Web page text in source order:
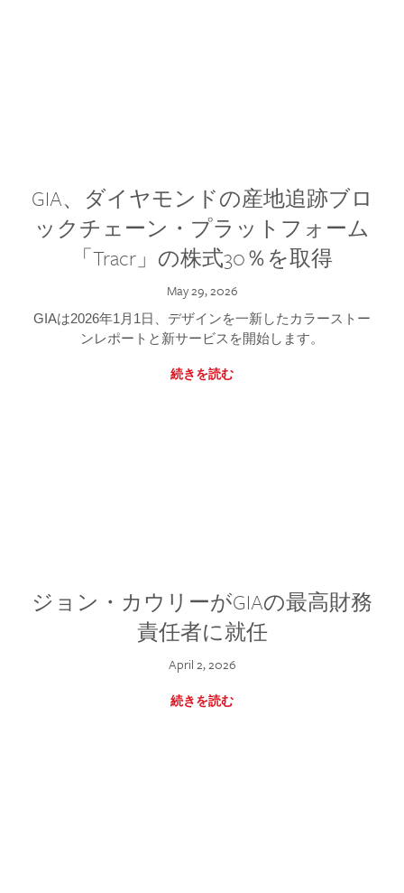
GIA、ダイヤモンドの産地追跡ブロ
ックチェーン・プラットフォーム
「Tracr」の株式30％を取得
May 29, 2026
GIAは2026年1月1日、デザインを一新したカラーストー
ンレポートと新サービスを開始します。
続きを読む
ジョン・カウリーがGIAの最高財務
責任者に就任
April 2, 2026
続きを読む